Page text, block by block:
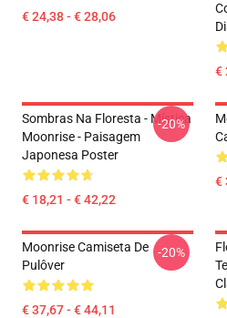
€ 24,38 - € 28,06
€
Sombras Na Floresta - Mística
Moonrise - Paisagem
Japonesa Poster
€ 18,21 - € 42,22
-20%
€
Moonrise Camiseta De
Pulôver
€ 37,67 - € 44,11
-20%